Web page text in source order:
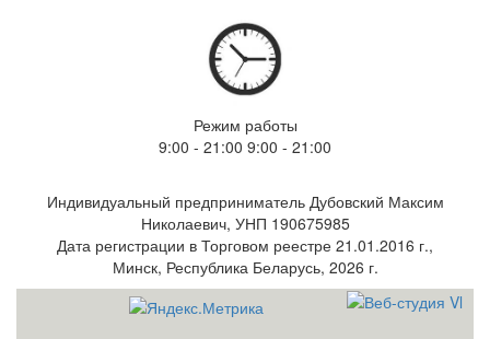
Режим работы
9:00 - 21:00 9:00 - 21:00
Индивидуальный предприниматель Дубовский Максим
Николаевич, УНП 190675985
Дата регистрации в Торговом реестре 21.01.2016 г.,
Минск, Республика Беларусь, 2026 г.